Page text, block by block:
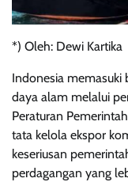
*) Oleh: Dewi Kartika
Indonesia memasuki
daya alam melalui
Peraturan
tata kelola ekspor
keseriusan
perdagangan yang